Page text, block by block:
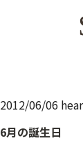
2012/06/06
6月の誕生日